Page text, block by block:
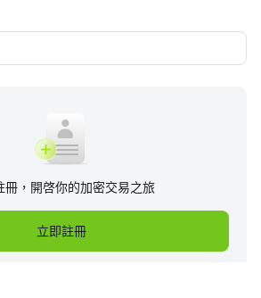
冊，開啓你的加密交易之旅
立即註冊